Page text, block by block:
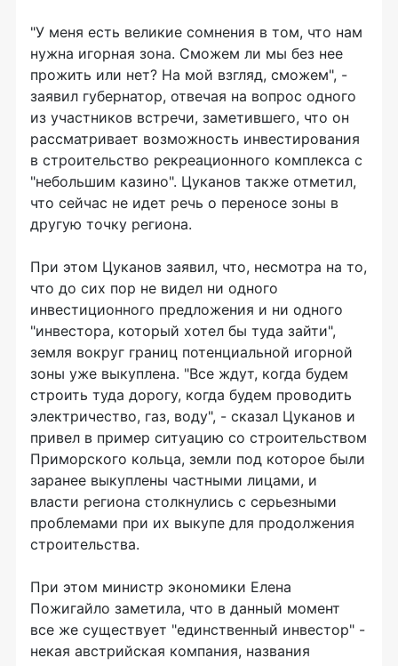
"У меня есть великие сомнения в том, что нам
нужна игорная зона. Сможем ли мы без нее
прожить или нет? На мой взгляд, сможем", -
заявил губернатор, отвечая на вопрос одного
из участников встречи, заметившего, что он
рассматривает возможность инвестирования
в строительство рекреационного комплекса с
"небольшим казино". Цуканов также отметил,
что сейчас не идет речь о переносе зоны в
другую точку региона.
При этом Цуканов заявил, что, несмотра на то,
что до сих пор не видел ни одного
инвестиционного предложения и ни одного
"инвестора, который хотел бы туда зайти",
земля вокруг границ потенциальной игорной
зоны уже выкуплена. "Все ждут, когда будем
строить туда дорогу, когда будем проводить
электричество, газ, воду", - сказал Цуканов и
привел в пример ситуацию со строительством
Приморского кольца, земли под которое были
заранее выкуплены частными лицами, и
власти региона столкнулись с серьезными
проблемами при их выкупе для продолжения
строительства.
При этом министр экономики Елена
Пожигайло заметила, что в данный момент
все же существует "единственный инвестор" -
некая австрийская компания, названия